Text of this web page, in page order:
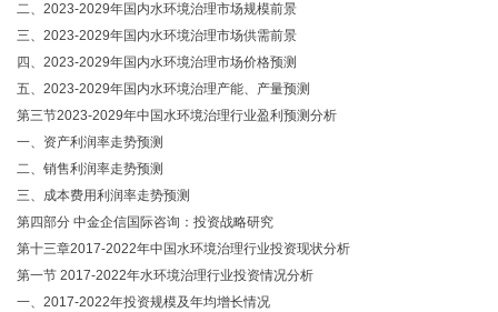
二、2023-2029年国内水环境治理市场规模前景
三、2023-2029年国内水环境治理市场供需前景
四、2023-2029年国内水环境治理市场价格预测
五、2023-2029年国内水环境治理产能、产量预测
第三节2023-2029年中国水环境治理行业盈利预测分析
一、资产利润率走势预测
二、销售利润率走势预测
三、成本费用利润率走势预测
第四部分 中金企信国际咨询：投资战略研究
第十三章2017-2022年中国水环境治理行业投资现状分析
第一节 2017-2022年水环境治理行业投资情况分析
一、2017-2022年投资规模及年均增长情况